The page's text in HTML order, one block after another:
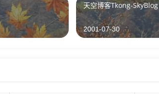
天空博客Tkong-SkyBlog
2001-07-30